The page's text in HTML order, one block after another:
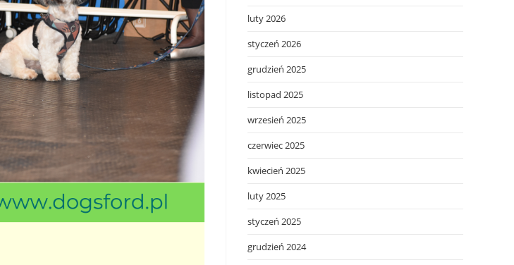
luty 2026
styczeń 2026
grudzień 2025
listopad 2025
wrzesień 2025
czerwiec 2025
kwiecień 2025
luty 2025
styczeń 2025
grudzień 2024